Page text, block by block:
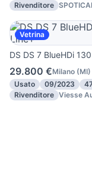
Rivenditore
Vetrina
DS DS 7 BlueHDi
29.800 €Milano (MI)
Usato
09/2023
Rivenditore Viesse